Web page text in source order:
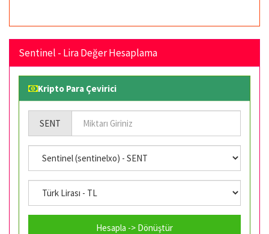
Sentinel - Lira Değer Hesaplama
Kripto Para Çevirici
SENT
Hesapla -> Dönüştür